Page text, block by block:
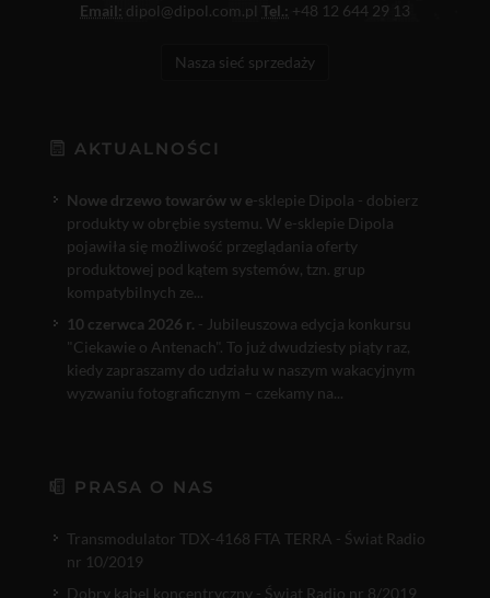
Email: dipol@dipol.com.pl Tel.: +48 12 644 29 13
Nasza sieć sprzedaży
AKTUALNOŚCI
Nowe drzewo towarów w e-sklepie Dipola - dobierz
produkty w obrębie systemu. W e-sklepie Dipola
pojawiła się możliwość przeglądania oferty
produktowej pod kątem systemów, tzn. grup
kompatybilnych ze...
10 czerwca 2026 r. - Jubileuszowa edycja konkursu
"Ciekawie o Antenach". To już dwudziesty piąty raz,
kiedy zapraszamy do udziału w naszym wakacyjnym
wyzwaniu fotograficznym – czekamy na...
PRASA O NAS
Transmodulator TDX-4168 FTA TERRA - Świat Radio
nr 10/2019
Dobry kabel koncentryczny - Świat Radio nr 8/2019